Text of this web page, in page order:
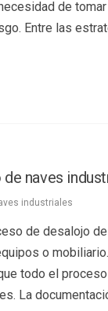
de
Entre las
naves
industriales
de desalojo
o
todo el
La